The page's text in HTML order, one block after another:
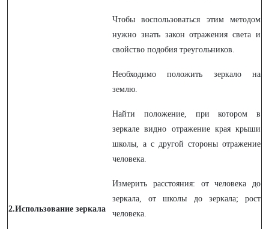
2.Использование зеркала
Чтобы воспользоваться этим методом
нужно знать закон отражения света и
свойство подобия треугольников.
Необходимо положить зеркало на
землю.
Найти положение, при котором в
зеркале видно отражение края крыши
школы, а с другой стороны отражение
человека.
Измерить расстояния: от человека до
зеркала, от школы до зеркала; рост
человека.